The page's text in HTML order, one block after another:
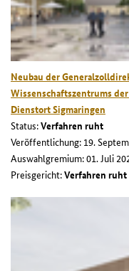
Neubau der
Wissenschaftszentrums
Dienstort Sigmaringen
Status:Verfahren ruht
Veröffentlichung: 19.
Auswahlgremium: 01. Juli
Preisgericht:Verfahren ruht